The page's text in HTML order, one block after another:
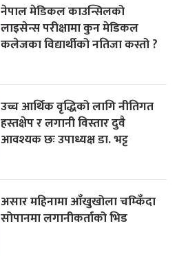
नेपाल मेडिकल काउन्सिलको
लाइसेन्स परीक्षामा कुन मेडिकल
कलेजका विद्यार्थीको नतिजा कस्तो ?
उच्च आर्थिक वृद्धिको लागि नीतिगत
हस्तक्षेप र लगानी विस्तार दुवै
आवश्यक छः उपाध्यक्ष डा. भट्ट
असार महिनामा आँखुखोला चम्किँदा
सोपानमा लगानीकर्ताको भिड